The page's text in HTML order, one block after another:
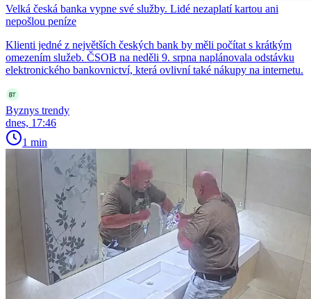
Velká česká banka vypne své služby. Lidé nezaplatí kartou ani
nepošlou peníze
Klienti jedné z největších českých bank by měli počítat s krátkým
omezením služeb. ČSOB na neděli 9. srpna naplánovala odstávku
elektronického bankovnictví, která ovlivní také nákupy na internetu.
Byznys trendy
dnes, 17:46
1 min